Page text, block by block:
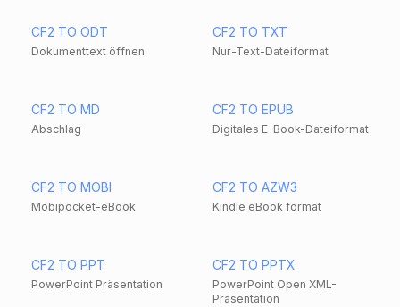
CF2 TO ODT
Dokumenttext öffnen
CF2 TO TXT
Nur-Text-Dateiformat
CF2 TO MD
Abschlag
CF2 TO EPUB
Digitales E-Book-Dateiformat
CF2 TO MOBI
Mobipocket-eBook
CF2 TO AZW3
Kindle eBook format
CF2 TO PPT
PowerPoint Präsentation
CF2 TO PPTX
PowerPoint Open XML-
Präsentation